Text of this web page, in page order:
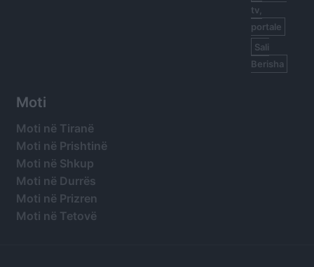
tv,
portale
Sali
Berisha
Moti
Moti në Tiranë
Moti në Prishtinë
Moti në Shkup
Moti në Durrës
Moti në Prizren
Moti në Tetovë